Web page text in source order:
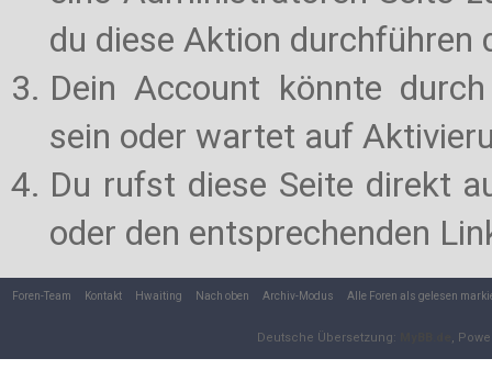
du diese Aktion durchführen
Dein Account könnte
sein oder wartet auf
Du rufst diese Seite direkt
oder den entsprechenden
Foren-Team Kontakt Hwaiting Nach oben Archiv-Modus Alle Foren als gelesen
Deutsche Übersetzung: ,